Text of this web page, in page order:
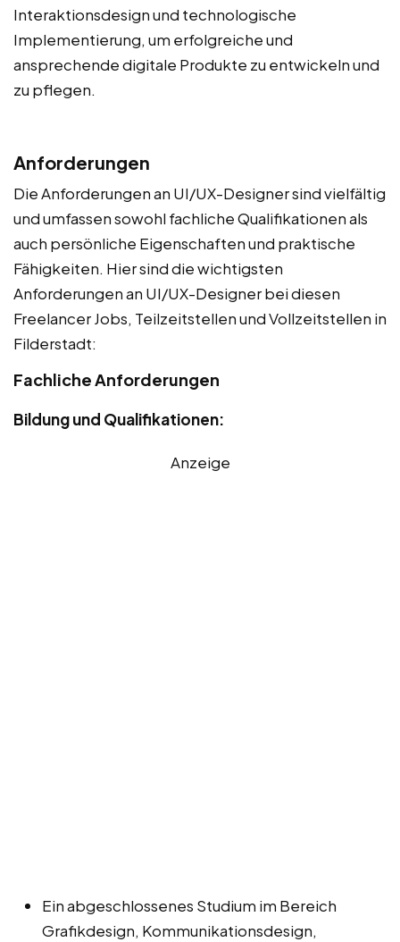
Interaktionsdesign und technologische
Implementierung, um erfolgreiche und
ansprechende digitale Produkte zu entwickeln und
zu pflegen.
Anforderungen
Die Anforderungen an UI/UX-Designer sind vielfältig
und umfassen sowohl fachliche Qualifikationen als
auch persönliche Eigenschaften und praktische
Fähigkeiten. Hier sind die wichtigsten
Anforderungen an UI/UX-Designer bei diesen
Freelancer Jobs, Teilzeitstellen und Vollzeitstellen in
Filderstadt:
Fachliche Anforderungen
Bildung und Qualifikationen:
Anzeige
Ein abgeschlossenes Studium im Bereich
Grafikdesign, Kommunikationsdesign,